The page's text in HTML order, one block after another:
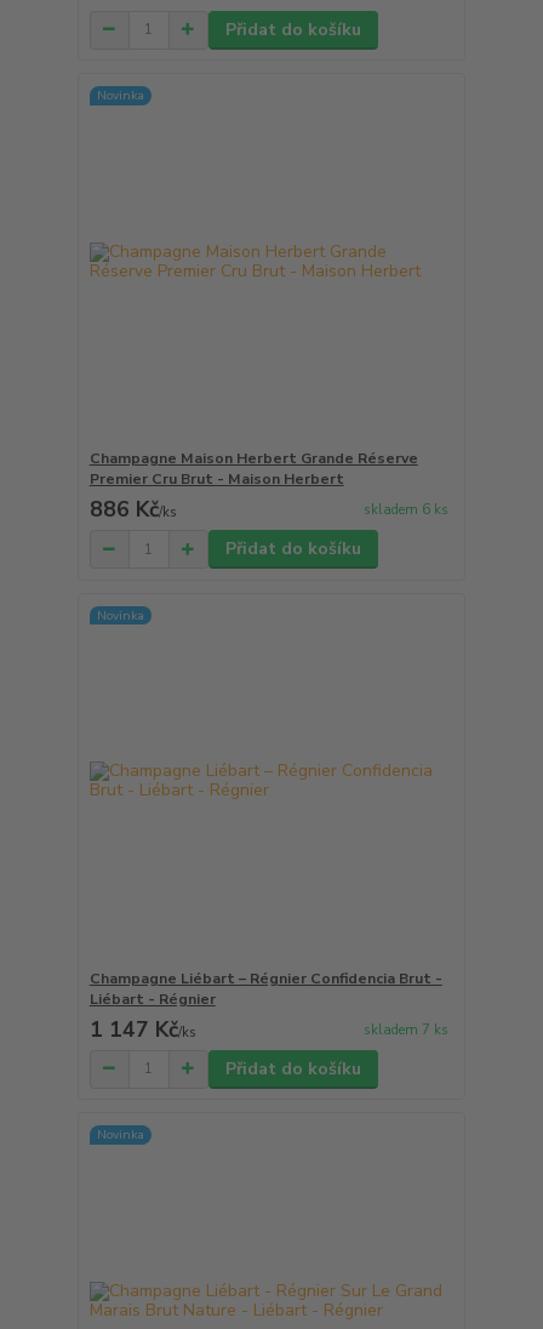
Přidat do košíku
Novinka
Champagne Maison Herbert Grande Réserve
Premier Cru Brut - Maison Herbert
886 Kč/ks skladem 6 ks
Přidat do košíku
Novinka
Champagne Liébart – Régnier Confidencia Brut -
Liébart - Régnier
1 147 Kč/ks skladem 7 ks
Přidat do košíku
Novinka